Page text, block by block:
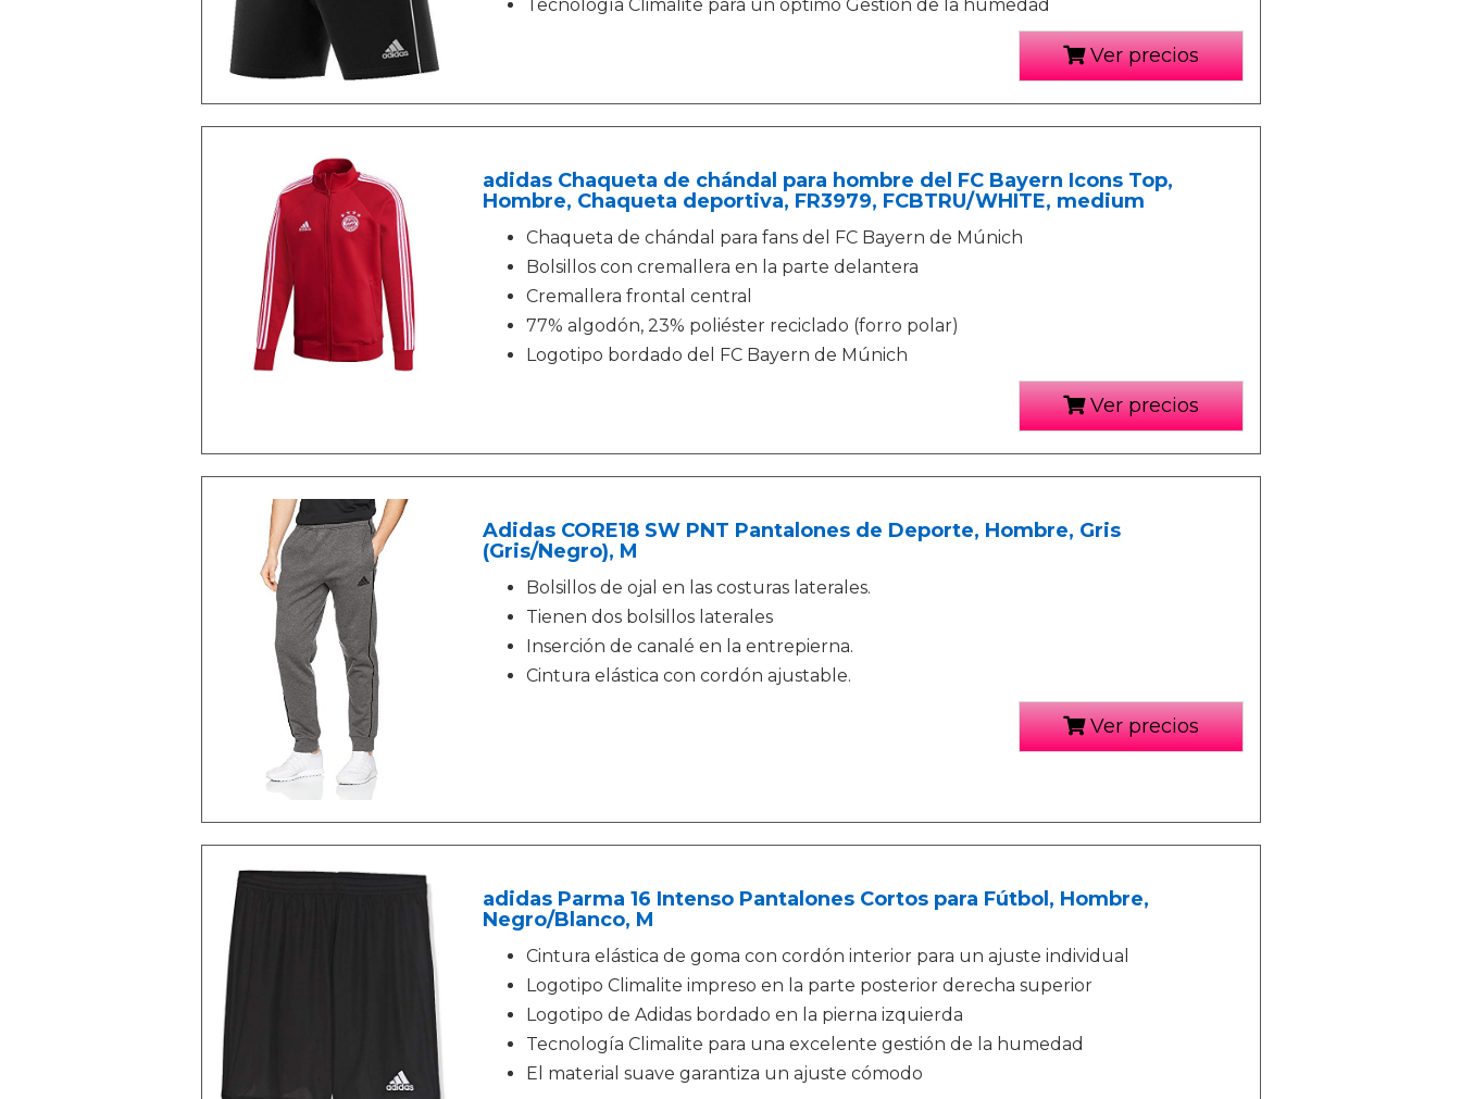
Tecnología Climalite para un óptimo Gestión de la humedad
Ver precios
adidas Chaqueta de chándal para hombre del FC Bayern Icons Top,
Hombre, Chaqueta deportiva, FR3979, FCBTRU/WHITE, medium
Chaqueta de chándal para fans del FC Bayern de Múnich
Bolsillos con cremallera en la parte delantera
Cremallera frontal central
77% algodón, 23% poliéster reciclado (forro polar)
Logotipo bordado del FC Bayern de Múnich
Ver precios
Adidas CORE18 SW PNT Pantalones de Deporte, Hombre, Gris
(Gris/Negro), M
Bolsillos de ojal en las costuras laterales.
Tienen dos bolsillos laterales
Inserción de canalé en la entrepierna.
Cintura elástica con cordón ajustable.
Ver precios
adidas Parma 16 Intenso Pantalones Cortos para Fútbol, Hombre,
Negro/Blanco, M
Cintura elástica de goma con cordón interior para un ajuste individual
Logotipo Climalite impreso en la parte posterior derecha superior
Logotipo de Adidas bordado en la pierna izquierda
Tecnología Climalite para una excelente gestión de la humedad
El material suave garantiza un ajuste cómodo